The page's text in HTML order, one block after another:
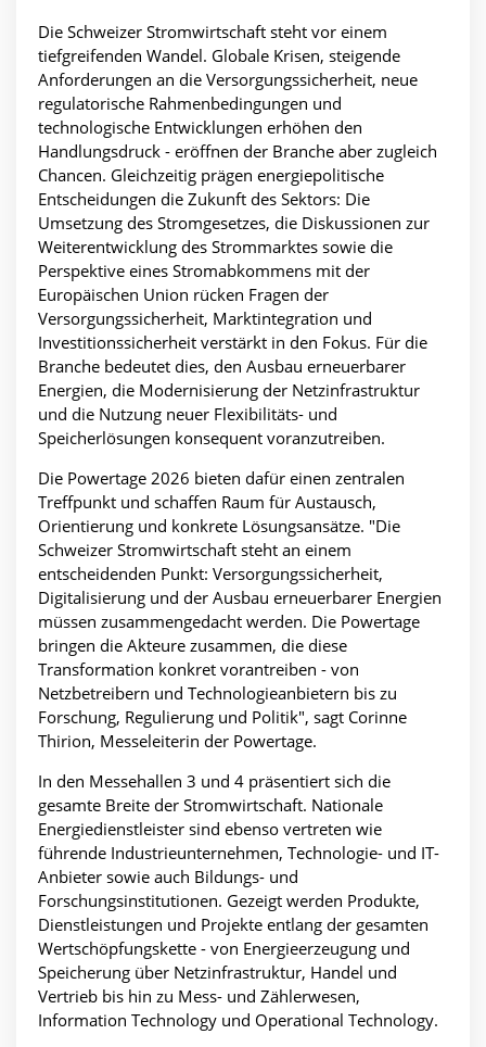
Die Schweizer Stromwirtschaft steht vor einem
tiefgreifenden Wandel. Globale Krisen, steigende
Anforderungen an die Versorgungssicherheit, neue
regulatorische Rahmenbedingungen und
technologische Entwicklungen erhöhen den
Handlungsdruck - eröffnen der Branche aber zugleich
Chancen. Gleichzeitig prägen energiepolitische
Entscheidungen die Zukunft des Sektors: Die
Umsetzung des Stromgesetzes, die Diskussionen zur
Weiterentwicklung des Strommarktes sowie die
Perspektive eines Stromabkommens mit der
Europäischen Union rücken Fragen der
Versorgungssicherheit, Marktintegration und
Investitionssicherheit verstärkt in den Fokus. Für die
Branche bedeutet dies, den Ausbau erneuerbarer
Energien, die Modernisierung der Netzinfrastruktur
und die Nutzung neuer Flexibilitäts- und
Speicherlösungen konsequent voranzutreiben.
Die Powertage 2026 bieten dafür einen zentralen
Treffpunkt und schaffen Raum für Austausch,
Orientierung und konkrete Lösungsansätze. "Die
Schweizer Stromwirtschaft steht an einem
entscheidenden Punkt: Versorgungssicherheit,
Digitalisierung und der Ausbau erneuerbarer Energien
müssen zusammengedacht werden. Die Powertage
bringen die Akteure zusammen, die diese
Transformation konkret vorantreiben - von
Netzbetreibern und Technologieanbietern bis zu
Forschung, Regulierung und Politik", sagt Corinne
Thirion, Messeleiterin der Powertage.
In den Messehallen 3 und 4 präsentiert sich die
gesamte Breite der Stromwirtschaft. Nationale
Energiedienstleister sind ebenso vertreten wie
führende Industrieunternehmen, Technologie- und IT-
Anbieter sowie auch Bildungs- und
Forschungsinstitutionen. Gezeigt werden Produkte,
Dienstleistungen und Projekte entlang der gesamten
Wertschöpfungskette - von Energieerzeugung und
Speicherung über Netzinfrastruktur, Handel und
Vertrieb bis hin zu Mess- und Zählerwesen,
Information Technology und Operational Technology.